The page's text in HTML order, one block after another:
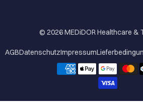
© 2026MEDiDOR Healthcare &
AGBDatenschutzImpressum